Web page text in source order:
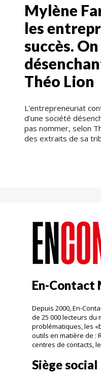
Mylène
les
succès.
Théo Lion
L'entrepreneuriat
d'une société
pas nommer, selon
des extraits de sa
En-Contact
Depuis 2000, En-
de 25 000 lecteurs
problématiques, les
outils en matière de :
centres de contacts, le
Siège social